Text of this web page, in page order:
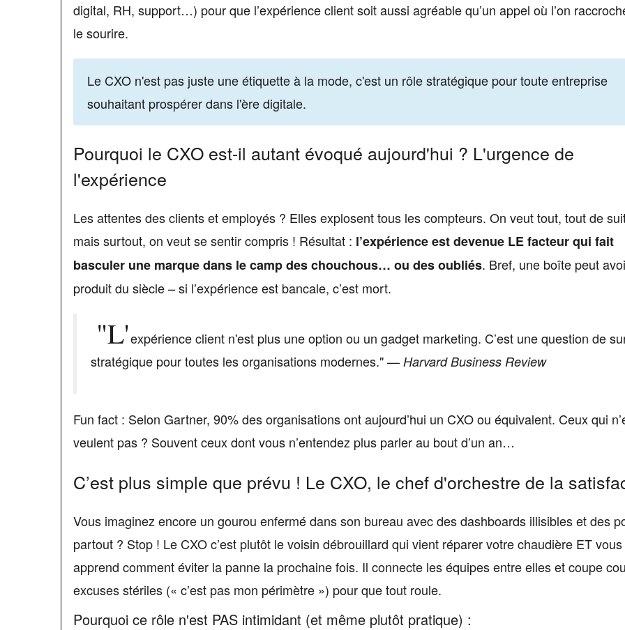
digital, RH, support…) pour que l’expérience client soit aussi agréable qu’un appel où l’on
le sourire.
Le CXO n'est pas juste une étiquette à la mode, c'est un rôle stratégique pour toute entreprise
souhaitant prospérer dans l'ère digitale.
Pourquoi le CXO est-il autant évoqué aujourd'hui ? L'urgence de
l'expérience
Les attentes des clients et employés ? Elles explosent tous les compteurs. On veut tout, tout de
mais surtout, on veut se sentir compris ! Résultat : l’expérience est devenue LE facteur qui fait
basculer une marque dans le camp des chouchous… ou des oubliés. Bref, une boîte peut
produit du siècle – si l’expérience est bancale, c’est mort.
"L'expérience client n'est plus une option ou un gadget marketing. C’est une question de
stratégique pour toutes les organisations modernes." — Harvard Business Review
Fun fact : Selon Gartner, 90% des organisations ont aujourd’hui un CXO ou équivalent. Ceux qui
veulent pas ? Souvent ceux dont vous n’entendez plus parler au bout d’un an…
C’est plus simple que prévu ! Le CXO, le chef d'orchestre de la
Vous imaginez encore un gourou enfermé dans son bureau avec des dashboards illisibles et des
partout ? Stop ! Le CXO c’est plutôt le voisin débrouillard qui vient réparer votre chaudière ET vous
apprend comment éviter la panne la prochaine fois. Il connecte les équipes entre elles et coupe
excuses stériles (« c’est pas mon périmètre ») pour que tout roule.
Pourquoi ce rôle n'est PAS intimidant (et même plutôt pratique) :